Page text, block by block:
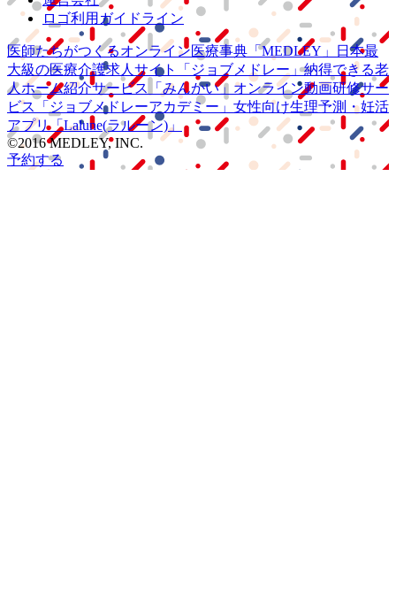
ロゴ利用ガイドライン
医師たちがつくるオンライン医療事典 「MEDLEY」
日本最
大級の医療介護求人サイト 「ジョブメドレー」納得できる老
人ホーム紹介サービス
「みんかい」 オンライン動画研修サー
ビス
「ジョブメドレーアカデミー」 女性向け生理予測・妊活
アプリ「Lalune(ラルーン)」
©2016 MEDLEY, INC.
予約する